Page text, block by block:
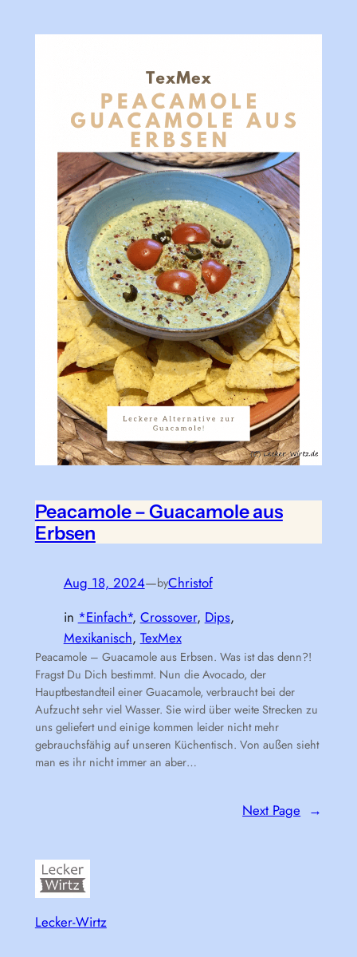
Peacamole – Guacamole aus
Erbsen
Aug 18, 2024—byChristof
in *Einfach*, Crossover, Dips
Mexikanisch, TexMex
Peacamole – Guacamole aus Erbsen. Was ist das denn?!
Fragst Du Dich bestimmt. Nun die Avocado, der
Hauptbestandteil einer Guacamole, verbraucht bei der
Aufzucht sehr viel Wasser. Sie wird über weite Strecken zu
uns geliefert und einige kommen leider nicht mehr
gebrauchsfähig auf unseren Küchentisch. Von außen sieht
man es ihr nicht immer an aber…
Next Page →
Lecker-Wirtz